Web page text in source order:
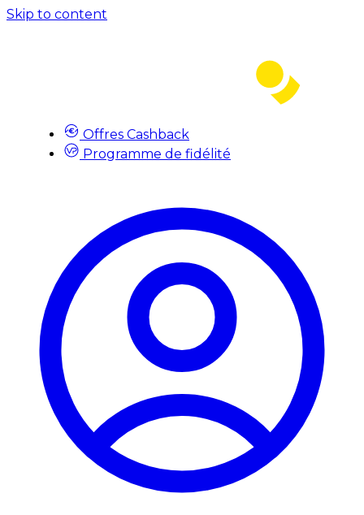
Skip to content
Offres Cashback
Programme de fidélité